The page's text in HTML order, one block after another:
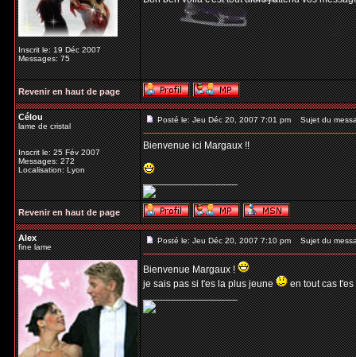
Inscrit le: 19 Déc 2007
Messages: 75
Revenir en haut de page
Célou
lame de cristal
Inscrit le: 25 Fév 2007
Messages: 272
Localisation: Lyon
Posté le: Jeu Déc 20, 2007 7:01 pm Sujet du
Bienvenue ici Margaux !!
_________________
Revenir en haut de page
Alex
fine lame
Posté le: Jeu Déc 20, 2007 7:10 pm Sujet du
Bienvenue Margaux !
je sais pas si t'es la plus jeune
en tout cas
_________________